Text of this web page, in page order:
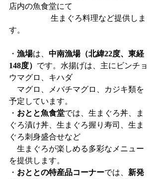
店内の魚食堂にて
す。
・ 漁場は、 中南漁場（北緯22度、東経
148度） です。水揚げは、主にビンチョ
ウマグロ、キハダ
マグロ、メバチマグロ、カジキ類を
予定しています。
・ おとと魚食堂では、生まぐろ丼、ま
ぐろ漬け丼、生まぐろ握り寿司、生ま
ぐろ刺身盛合せなど
生まぐろが楽しめる多彩なメニュー
を提供します。
・ おととの特産品コーナーでは、 新発